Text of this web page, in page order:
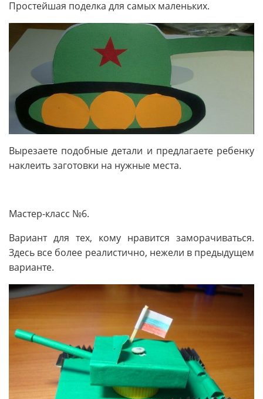
Простейшая поделка для самых маленьких.
Вырезаете подобные детали и предлагаете ребенку
наклеить заготовки на нужные места.
Мастер-класс №6.
Вариант для тех, кому нравится заморачиваться.
Здесь все более реалистично, нежели в предыдущем
варианте.